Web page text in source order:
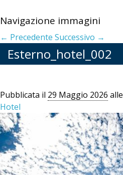
Navigazione immagini
← Precedente Successivo →
Esterno_hotel_002
Pubblicata il 29 Maggio 2026 alle
Hotel